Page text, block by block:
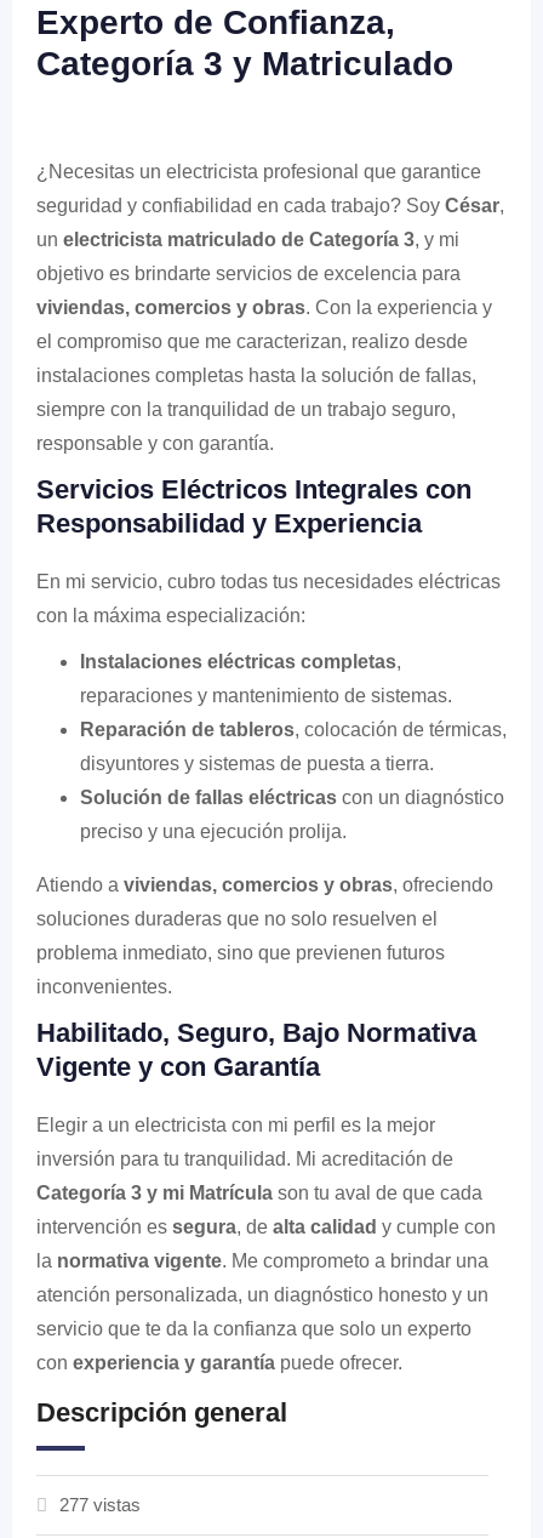
Experto de Confianza,
Categoría 3 y Matriculado
¿Necesitas un electricista profesional que garantice
seguridad y confiabilidad en cada trabajo? Soy César,
un electricista matriculado de Categoría 3, y mi
objetivo es brindarte servicios de excelencia para
viviendas, comercios y obras. Con la experiencia y
el compromiso que me caracterizan, realizo desde
instalaciones completas hasta la solución de fallas,
siempre con la tranquilidad de un trabajo seguro,
responsable y con garantía.
Servicios Eléctricos Integrales con
Responsabilidad y Experiencia
En mi servicio, cubro todas tus necesidades eléctricas
con la máxima especialización:
Instalaciones eléctricas completas,
reparaciones y mantenimiento de sistemas.
Reparación de tableros, colocación de térmicas,
disyuntores y sistemas de puesta a tierra.
Solución de fallas eléctricas con un diagnóstico
preciso y una ejecución prolija.
Atiendo a viviendas, comercios y obras, ofreciendo
soluciones duraderas que no solo resuelven el
problema inmediato, sino que previenen futuros
inconvenientes.
Habilitado, Seguro, Bajo Normativa
Vigente y con Garantía
Elegir a un electricista con mi perfil es la mejor
inversión para tu tranquilidad. Mi acreditación de
Categoría 3 y mi Matrícula son tu aval de que cada
intervención es segura, de alta calidad y cumple con
la normativa vigente. Me comprometo a brindar una
atención personalizada, un diagnóstico honesto y un
servicio que te da la confianza que solo un experto
con experiencia y garantía puede ofrecer.
Descripción general
277 vistas